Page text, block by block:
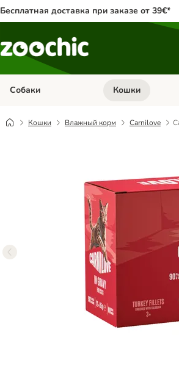
Бесплатная доставка при заказе от 39€*
Собаки Откройте меню
Кошки
Кошки Влажный корм Carnilove